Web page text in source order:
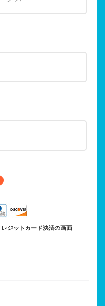
ジットカード決済の画面